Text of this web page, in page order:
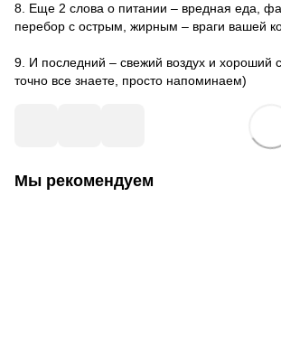
8. Еще 2 слова о питании – вредная еда,
перебор с острым, жирным – враги вашей
9. И последний – свежий воздух и хороший
точно все знаете, просто напоминаем)
Мы рекомендуем